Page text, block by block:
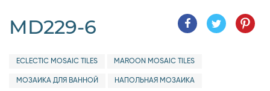
MD229-6
ECLECTIC MOSAIC TILES MAROON MOSAIC TILES
МОЗАИКА ДЛЯ ВАННОЙ НАПОЛЬНАЯ МОЗАИКА